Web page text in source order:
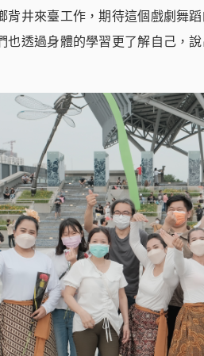
背井來臺工作，期待這個戲劇舞
也透過身體的學習更了解自己，